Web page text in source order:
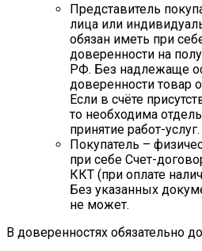
Представитель
лица или
обязан иметь при
доверенности на
РФ. Без надлежаще
доверенности товар
Если в счёте
то необходима
принятие работ-услуг.
Покупатель –
при себе Счет-
ККТ (при оплате
Без указанных
не может.
В доверенностях обязательно